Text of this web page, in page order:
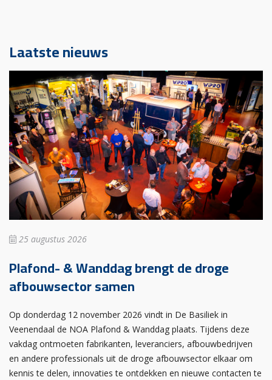
Laatste nieuws
25 augustus 2026
Plafond- & Wanddag brengt de droge
afbouwsector samen
Op donderdag 12 november 2026 vindt in De Basiliek in
Veenendaal de NOA Plafond & Wanddag plaats. Tijdens deze
vakdag ontmoeten fabrikanten, leveranciers, afbouwbedrijven
en andere professionals uit de droge afbouwsector elkaar om
kennis te delen, innovaties te ontdekken en nieuwe contacten te